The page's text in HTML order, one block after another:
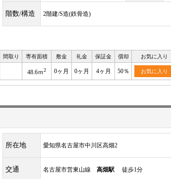
階数/構造 2階建/S造(鉄骨造)
間取り 専有面積 敷金 礼金 保証金 償却 お気に入り
48.6ｍ2 0ヶ月 0ヶ月 4ヶ月 50％ お気に入り
所在地 愛知県名古屋市中川区高畑2
交通 名古屋市営東山線 高畑駅 徒歩1分